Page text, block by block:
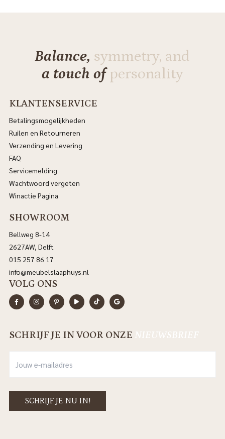
Balance, symmetry, and
a touch ofpersonality
KLANTENSERVICE
Betalingsmogelijkheden
Ruilen en Retourneren
Verzending en Levering
FAQ
Servicemelding
Wachtwoord vergeten
Winactie Pagina
SHOWROOM
Bellweg 8-14
2627AW, Delft
015 257 86 17
info@meubelslaaphuys.nl
VOLG ONS
SCHRIJF JE IN VOOR ONZE NIEUWSBRIEF